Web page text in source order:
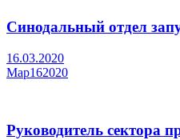
Синодальный отдел
16.03.2020
Мар162020
Руководитель сектора